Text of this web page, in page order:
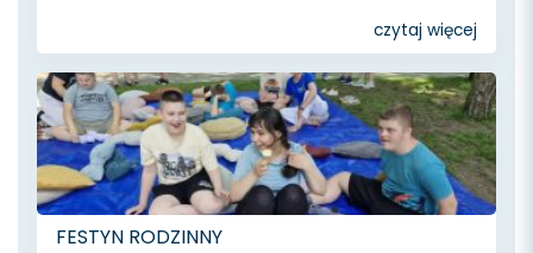
czytaj więcej
FESTYN RODZINNY